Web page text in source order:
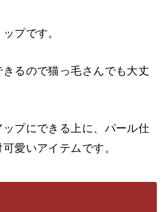
プです。
るので猫っ毛さんでも大丈
プにできる上に、パール仕
愛いアイテムです。